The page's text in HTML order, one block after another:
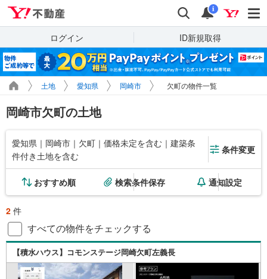
検索 通知
i
ログイン ID新規取得
土地 愛知県 岡崎市 欠町の物件一覧
岡崎市欠町の土地
愛知県｜岡崎市｜欠町｜価格未定を含む｜建築条
件付き土地を含む
条件変更
おすすめ順 検索条件保存 通知設定
2 件
すべての物件をチェックする
【積水ハウス】コモンステージ岡崎欠町左義長